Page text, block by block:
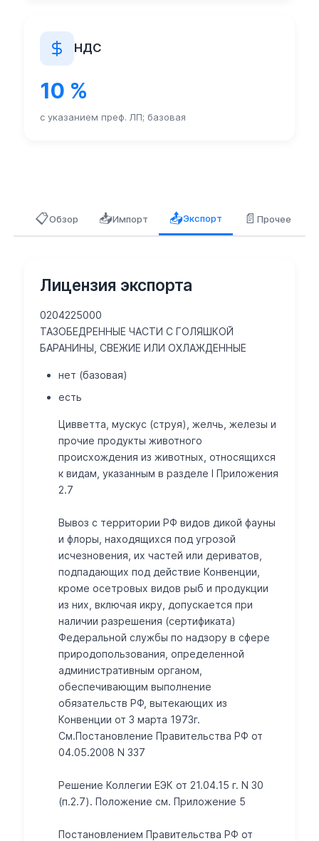
НДС
10 %
с указанием преф. ЛП; базовая
📋Обзор 📥Импорт 📤Экспорт 📄Прочее
Лицензия экспорта
0204225000
ТАЗОБЕДРЕННЫЕ ЧАСТИ С ГОЛЯШКОЙ
БАРАНИНЫ, СВЕЖИЕ ИЛИ ОХЛАЖДЕННЫЕ
нет (базовая)
есть
Цивветта, мускус (струя), желчь, железы и
прочие продукты животного
происхождения из животных, относящихся
к видам, указанным в разделе I Приложения
2.7
Вывоз с территории РФ видов дикой фауны
и флоры, находящихся под угрозой
исчезновения, их частей или дериватов,
подпадающих под действие Конвенции,
кроме осетровых видов рыб и продукции
из них, включая икру, допускается при
наличии разрешения (сертификата)
Федеральной службы по надзору в сфере
природопользования, определенной
административным органом,
обеспечивающим выполнение
обязательств РФ, вытекающих из
Конвенции от 3 марта 1973г.
См.Постановление Правительства РФ от
04.05.2008 N 337
Решение Коллегии ЕЭК от 21.04.15 г. N 30
(п.2.7). Положение см. Приложение 5
Постановлением Правительства РФ от